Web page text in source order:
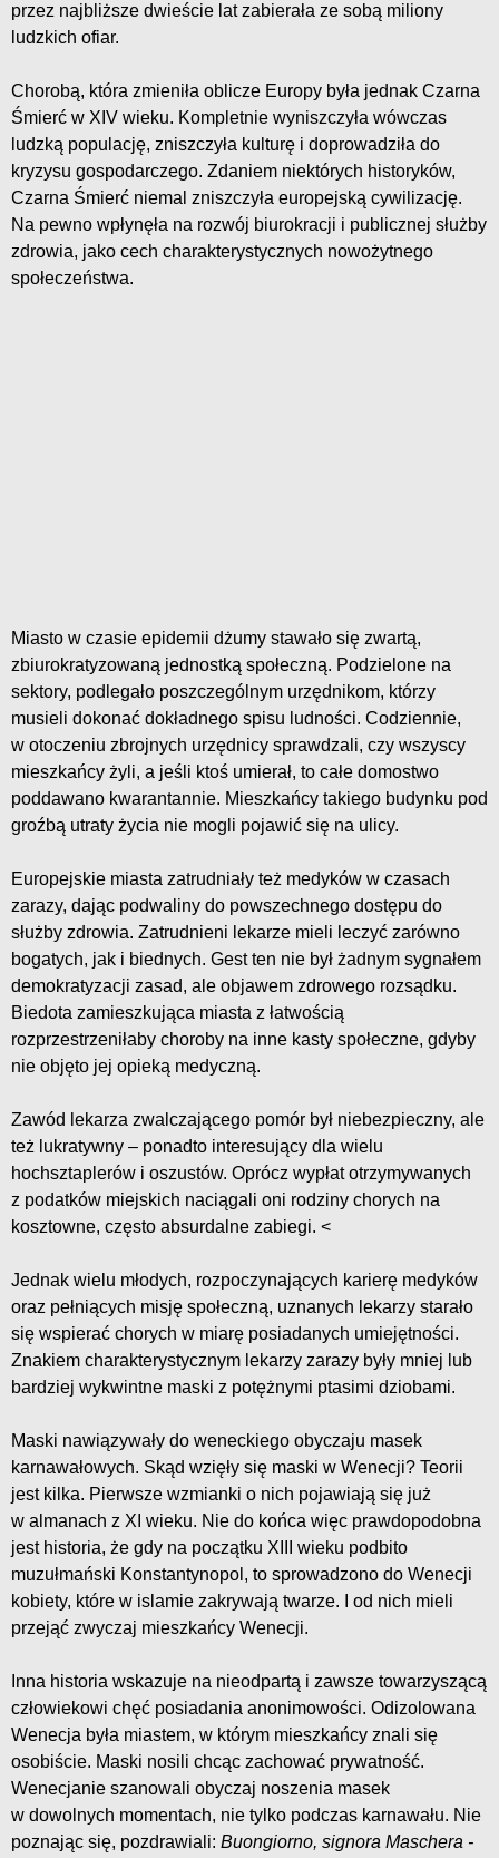
przez najbliższe dwieście lat zabierała ze sobą miliony
ludzkich ofiar.
Chorobą, która zmieniła oblicze Europy była jednak Czarna
Śmierć w XIV wieku. Kompletnie wyniszczyła wówczas
ludzką populację, zniszczyła kulturę i doprowadziła do
kryzysu gospodarczego. Zdaniem niektórych historyków,
Czarna Śmierć niemal zniszczyła europejską cywilizację.
Na pewno wpłynęła na rozwój biurokracji i publicznej służby
zdrowia, jako cech charakterystycznych nowożytnego
społeczeństwa.
Miasto w czasie epidemii dżumy stawało się zwartą,
zbiurokratyzowaną jednostką społeczną. Podzielone na
sektory, podlegało poszczególnym urzędnikom, którzy
musieli dokonać dokładnego spisu ludności. Codziennie,
w otoczeniu zbrojnych urzędnicy sprawdzali, czy wszyscy
mieszkańcy żyli, a jeśli ktoś umierał, to całe domostwo
poddawano kwarantannie. Mieszkańcy takiego budynku pod
groźbą utraty życia nie mogli pojawić się na ulicy.
Europejskie miasta zatrudniały też medyków w czasach
zarazy, dając podwaliny do powszechnego dostępu do
służby zdrowia. Zatrudnieni lekarze mieli leczyć zarówno
bogatych, jak i biednych. Gest ten nie był żadnym sygnałem
demokratyzacji zasad, ale objawem zdrowego rozsądku.
Biedota zamieszkująca miasta z łatwością
rozprzestrzeniłaby choroby na inne kasty społeczne, gdyby
nie objęto jej opieką medyczną.
Zawód lekarza zwalczającego pomór był niebezpieczny, ale
też lukratywny – ponadto interesujący dla wielu
hochsztaplerów i oszustów. Oprócz wypłat otrzymywanych
z podatków miejskich naciągali oni rodziny chorych na
kosztowne, często absurdalne zabiegi. <
Jednak wielu młodych, rozpoczynających karierę medyków
oraz pełniących misję społeczną, uznanych lekarzy starało
się wspierać chorych w miarę posiadanych umiejętności.
Znakiem charakterystycznym lekarzy zarazy były mniej lub
bardziej wykwintne maski z potężnymi ptasimi dziobami.
Maski nawiązywały do weneckiego obyczaju masek
karnawałowych. Skąd wzięły się maski w Wenecji? Teorii
jest kilka. Pierwsze wzmianki o nich pojawiają się już
w almanach z XI wieku. Nie do końca więc prawdopodobna
jest historia, że gdy na początku XIII wieku podbito
muzułmański Konstantynopol, to sprowadzono do Wenecji
kobiety, które w islamie zakrywają twarze. I od nich mieli
przejąć zwyczaj mieszkańcy Wenecji.
Inna historia wskazuje na nieodpartą i zawsze towarzyszącą
człowiekowi chęć posiadania anonimowości. Odizolowana
Wenecja była miastem, w którym mieszkańcy znali się
osobiście. Maski nosili chcąc zachować prywatność.
Wenecjanie szanowali obyczaj noszenia masek
w dowolnych momentach, nie tylko podczas karnawału. Nie
poznając się, pozdrawiali: Buongiorno, signora Maschera -